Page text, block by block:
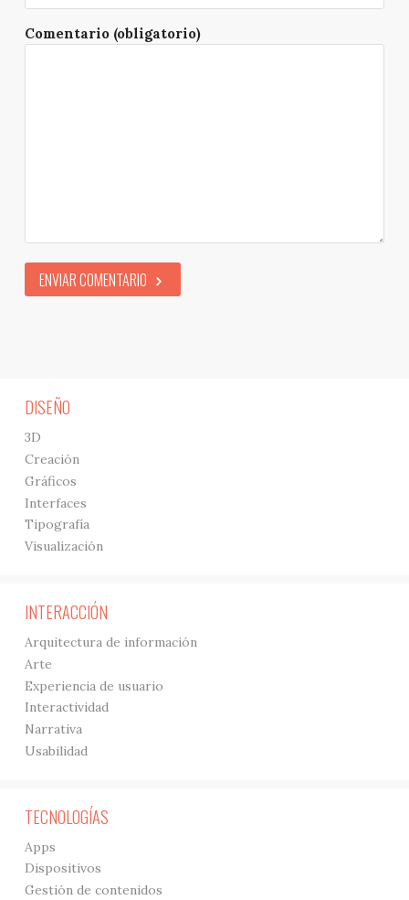
Comentario (obligatorio)
ENVIAR COMENTARIO
DISEÑO
3D
Creación
Gráficos
Interfaces
Tipografía
Visualización
INTERACCIÓN
Arquitectura de información
Arte
Experiencia de usuario
Interactividad
Narrativa
Usabilidad
TECNOLOGÍAS
Apps
Dispositivos
Gestión de contenidos